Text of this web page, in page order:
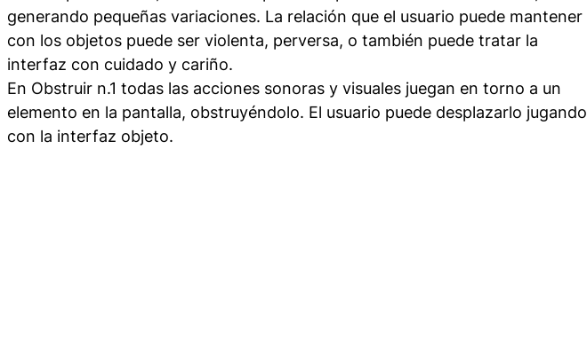
generando pequeñas variaciones. La relación que el usuario puede mantener
con los objetos puede ser violenta, perversa, o también puede tratar la
interfaz con cuidado y cariño.
En Obstruir n.1 todas las acciones sonoras y visuales juegan en torno a un
elemento en la pantalla, obstruyéndolo. El usuario puede desplazarlo jugando
con la interfaz objeto.